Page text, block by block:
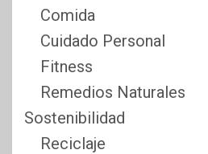
Comida
Cuidado Personal
Fitness
Remedios Naturales
Sostenibilidad
Reciclaje